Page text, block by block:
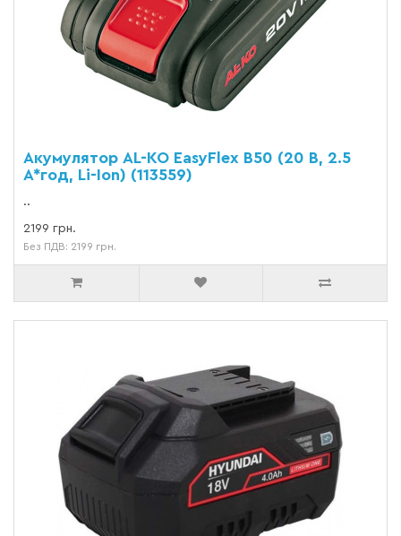
Акумулятор AL-KO EasyFlex B50 (20 В, 2.5
А*год, Li-Ion) (113559)
..
2199 грн.
Без ПДВ: 2199 грн.